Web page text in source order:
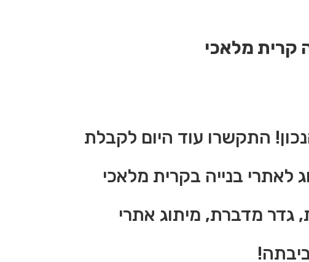
קרית מלאכי
התקשרו עוד היום לקבלת
לאתרי בנייה בקרית מלאכי
גדר מדברת, מיתוג אתרי